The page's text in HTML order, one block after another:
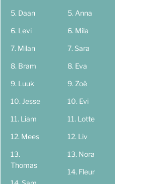
Daan
Levi
Milan
Bram
Luuk
Jesse
Liam
Mees
Thomas
Anna
Mila
Sara
Eva
Zoë
Evi
Lotte
Liv
Nora
Fleur